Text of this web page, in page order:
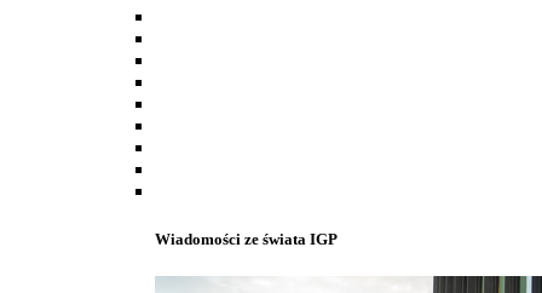
Wiadomości ze świata IGP